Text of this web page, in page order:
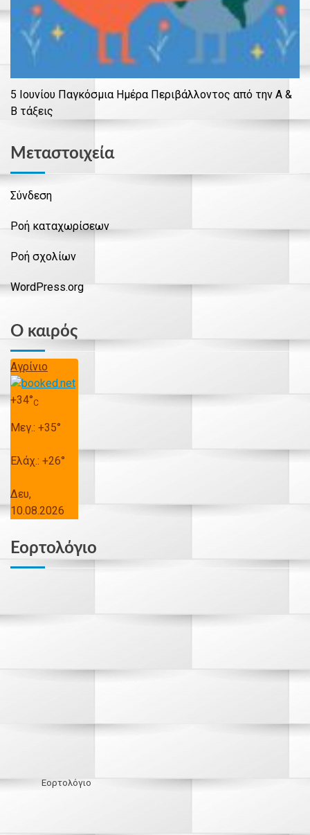
5 Ιουνίου Παγκόσμια Ημέρα Περιβάλλοντος από την Α &
Β τάξεις
Μεταστοιχεία
Σύνδεση
Ροή καταχωρίσεων
Ροή σχολίων
WordPress.org
Ο καιρός
Αγρίνιο
+34°C
Μεγ.: +35°
Ελάχ.: +26°
Δευ,
10.08.2026
Εορτολόγιο
Εορτολόγιο